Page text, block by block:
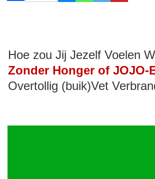
Hoe zou Jij Jezelf Voelen
Zonder Honger of JOJO-
Overtollig (buik)Vet